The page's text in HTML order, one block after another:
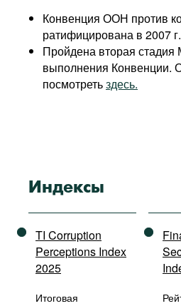
Конвенция ООН против
ратифицирована в 2007 г.
Пройдена вторая стадия
выполнения Конвенции.
посмотретьздесь.
Индексы
TI Corruption
Perceptions Index
2025
Итоговая